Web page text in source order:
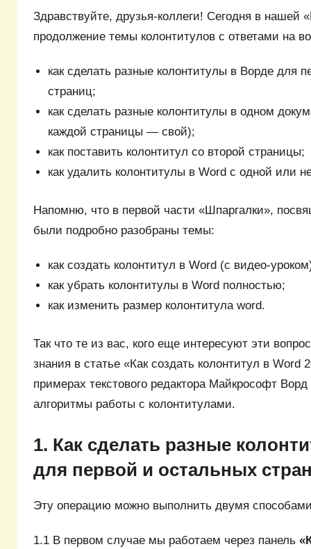
Здравствуйте, друзья-коллеги! Сегодня в нашей
продолжение темы колонтитулов с ответами на
как сделать разные колонтитулы в Ворде для
страниц;
как сделать разные колонтитулы в одном
каждой страницы — свой);
как поставить колонтитул со второй страницы;
как удалить колонтитулы в Word с одной или
Напомню, что в первой части «Шпаргалки»,
были подробно разобраны темы:
как создать колонтитул в Word (с видео-
как убрать колонтитулы в Word полностью;
как изменить размер колонтитула word.
Так что те из вас, кого еще интересуют эти
знания в статье «Как создать колонтитул в Word
примерах текстового редактора Майкрософт
алгоритмы работы с колонтитулами.
1. Как сделать разные
для первой и остальных
Эту операцию можно выполнить двумя
1.1 В первом случае мы работаем через панель